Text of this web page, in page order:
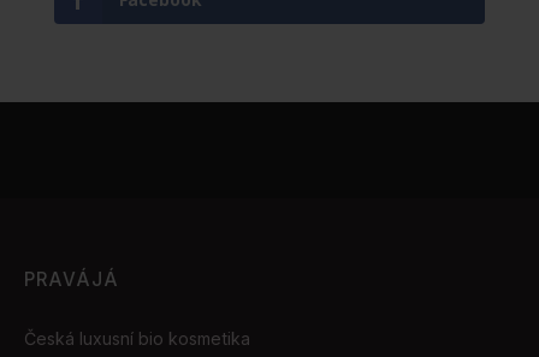
PRAVÁJÁ
Česká luxusní bio kosmetika